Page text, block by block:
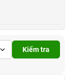
Kiểm tra